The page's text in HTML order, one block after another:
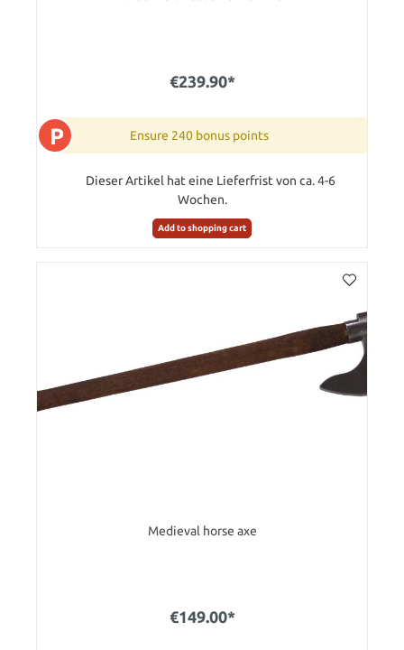
€239.90*
P Ensure 240 bonus points
Dieser Artikel hat eine Lieferfrist von ca. 4-6
Wochen.
Add to shopping cart
Medieval horse axe
€149.00*